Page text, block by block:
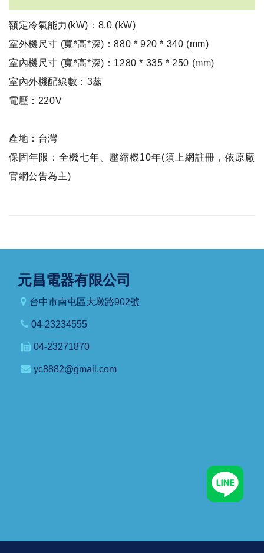
額定冷氣能力(kW)：8.0 (kW)
室外機尺寸 (寬*高*深)：880 * 920 * 340 (mm)
室內機尺寸 (寬*高*深)：1280 * 335 * 250 (mm)
室內外機配線數：3蕊
電壓：220V
產地：台灣
保固年限：全機七年、壓縮機10年(須上網註冊，依原廠
官網公告為主)
元昌電器有限公司
台中市南屯區大墩路902號
04-23234555
04-23271870
yc8882@gmail.com